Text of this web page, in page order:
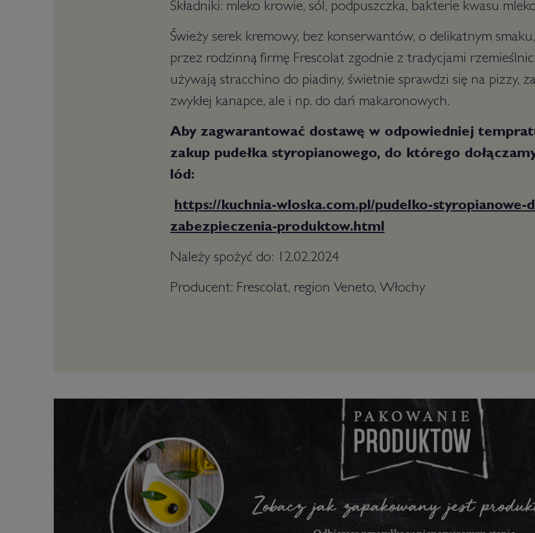
Składniki: mleko krowie, sól, podpuszczka, bakterie kwasu
Świeży serek kremowy, bez konserwantów, o delikatnym
przez rodzinną firmę Frescolat zgodnie z tradycjami
używają stracchino do piadiny, świetnie sprawdzi się na pizzy,
zwykłej kanapce, ale i np. do dań makaronowych.
Aby zagwarantować dostawę w odpowiedniej
zakup pudełka styropianowego, do którego
lód:
https://kuchnia-wloska.com.pl/pudelko-styropianowe-
zabezpieczenia-produktow.html
Należy spożyć do: 12.02.2024
Producent: Frescolat, region Veneto, Włochy